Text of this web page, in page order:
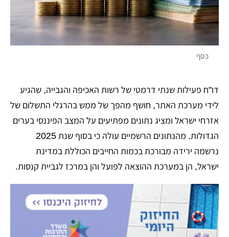
כסף
דו"ח פעילות שנתי דרמטי של רשות האכיפה והגבייה, שהגיע
לידי מערכת האתר, חושף מהפך של ממש בהרגלי התשלום של
אזרחי ישראל ומציג נתונים מפתיעים על המצב הפיננסי בערים
הגדולות. מהנתונים הרשמיים עולה כי בסוף שנת 2025
נרשמה ירידה מבורכת בכמות החייבים הכוללת במדינת
ישראל, הן במערכת ההוצאה לפועל והן במרכז לגביית קנסות.